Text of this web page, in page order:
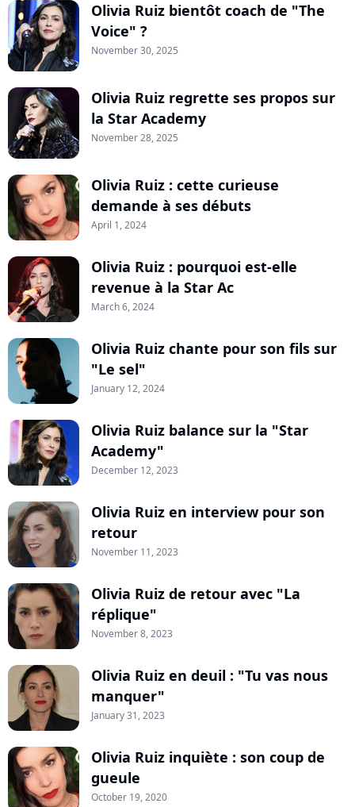
Olivia Ruiz bientôt coach de "The
Voice" ?
November 30, 2025
Olivia Ruiz regrette ses propos sur
la Star Academy
November 28, 2025
Olivia Ruiz : cette curieuse
demande à ses débuts
April 1, 2024
Olivia Ruiz : pourquoi est-elle
revenue à la Star Ac
March 6, 2024
Olivia Ruiz chante pour son fils sur
"Le sel"
January 12, 2024
Olivia Ruiz balance sur la "Star
Academy"
December 12, 2023
Olivia Ruiz en interview pour son
retour
November 11, 2023
Olivia Ruiz de retour avec "La
réplique"
November 8, 2023
Olivia Ruiz en deuil : "Tu vas nous
manquer"
January 31, 2023
Olivia Ruiz inquiète : son coup de
gueule
October 19, 2020